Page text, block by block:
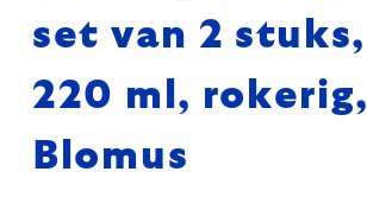
set van 2 stuks,
220 ml, rokerig,
Blomus